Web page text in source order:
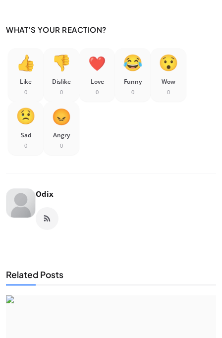
WHAT'S YOUR REACTION?
Like
0
Dislike
0
Love
0
Funny
0
Wow
0
Sad
0
Angry
0
Odix
Related Posts